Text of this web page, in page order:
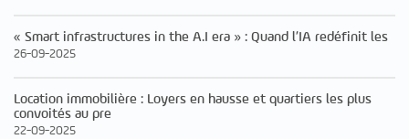
« Smart infrastructures in the A.I era » : Quand l’IA redéfinit les
26-09-2025
Location immobilière : Loyers en hausse et quartiers les plus
convoités au pre
22-09-2025